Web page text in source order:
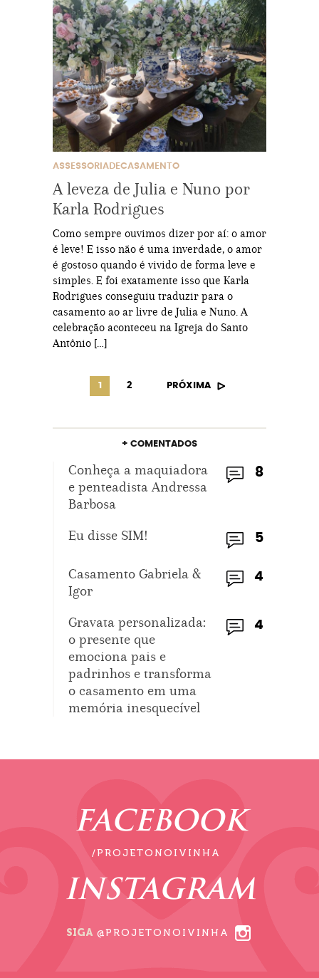
ASSESSORIADECASAMENTO
A leveza de Julia e Nuno por
Karla Rodrigues
Como sempre ouvimos dizer por aí: o amor
é leve! E isso não é uma inverdade, o amor
é gostoso quando é vivido de forma leve e
simples. E foi exatamente isso que Karla
Rodrigues conseguiu traduzir para o
casamento ao ar livre de Julia e Nuno. A
celebração aconteceu na Igreja do Santo
Antônio […]
1 2 PRÓXIMA
+ COMENTADOS
8
Conheça a maquiadora
e penteadista Andressa
Barbosa
5
Eu disse SIM!
4
Casamento Gabriela &
Igor
4
Gravata personalizada:
o presente que
emociona pais e
padrinhos e transforma
o casamento em uma
memória inesquecível
FACEBOOK
/PROJETONOIVINHA
INSTAGRAM
SIGA @PROJETONOIVINHA